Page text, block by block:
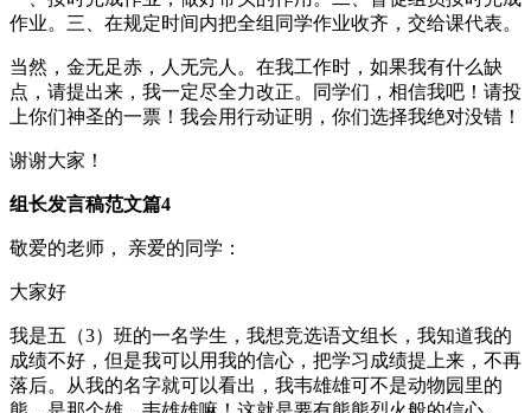
作业。三、在规定时间内把全组同学作业收齐，交给课代表。
当然，金无足赤，人无完人。在我工作时，如果我有什么缺
点，请提出来，我一定尽全力改正。同学们，相信我吧！请投
上你们神圣的一票！我会用行动证明，你们选择我绝对没错！
谢谢大家！
组长发言稿范文篇4
敬爱的老师， 亲爱的同学：
大家好
我是五（3）班的一名学生，我想竞选语文组长，我知道我的
成绩不好，但是我可以用我的信心，把学习成绩提上来，不再
落后。从我的名字就可以看出，我韦雄雄可不是动物园里的